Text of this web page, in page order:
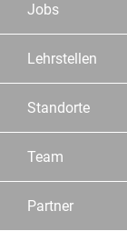
Jobs
Lehrstellen
Standorte
Team
Partner